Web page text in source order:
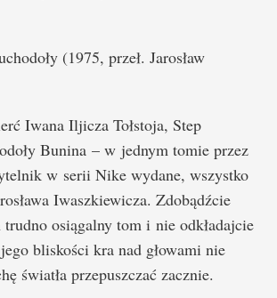
(1975, przeł. Jarosław
Iwana Iljicza Tołstoja, Step
Bunina – w jednym tomie przez
w serii Nike wydane, wszystko
Iwaszkiewicza. Zdobądźcie
osiągalny tom i nie odkładajcie
bliskości kra nad głowami nie
światła przepuszczać zacznie.